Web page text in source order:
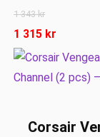
1 343kr
1 315 kr
Corsair